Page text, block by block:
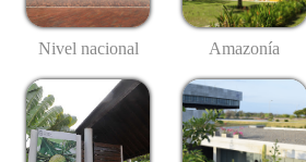
Nivel nacional Amazonía